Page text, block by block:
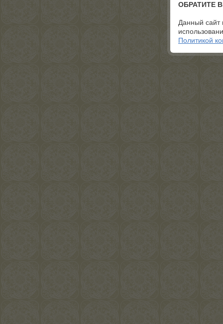
ОБРАТИТЕ
Данный сайт
Политикой